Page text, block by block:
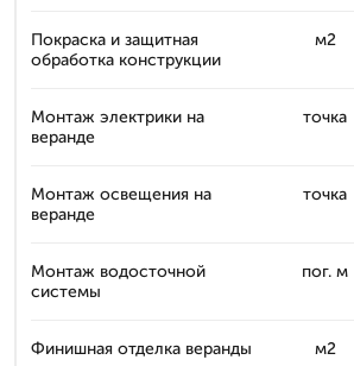
Покраска и защитная
обработка конструкции
м2
Монтаж электрики на
веранде
точка
Монтаж освещения на
веранде
точка
Монтаж водосточной
системы
пог. м
Финишная отделка веранды м2